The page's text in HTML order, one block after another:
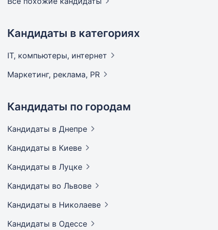
Кандидаты в категориях
IT, компьютеры, интернет
Маркетинг, реклама, PR
Кандидаты по городам
Кандидаты в Днепре
Кандидаты в Киеве
Кандидаты в Луцке
Кандидаты во Львове
Кандидаты в Николаеве
Кандидаты в Одессе